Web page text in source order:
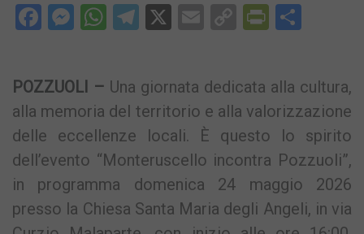
Facebook
Messenger
WhatsApp
Telegram
X EmailCopy
POZZUOLI – Una giornata dedicata alla cultura,
alla memoria del territorio e alla valorizzazione
delle eccellenze locali. È questo lo spirito
dell’evento “Monteruscello incontra Pozzuoli”,
in programma domenica 24 maggio 2026
presso la Chiesa Santa Maria degli Angeli, in via